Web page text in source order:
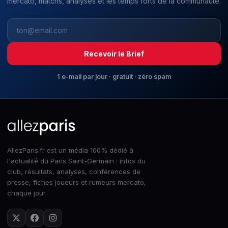
Recevoir le Brief
1 e-mail par jour · gratuit · zéro spam
AllezParis.fr est un média 100% dédié à
l'actualité du Paris Saint-Germain : infos du
club, résultats, analyses, conférences de
presse, fiches joueurs et rumeurs mercato,
chaque jour.